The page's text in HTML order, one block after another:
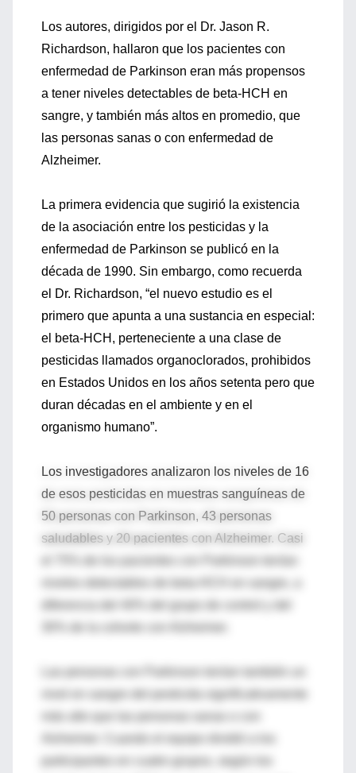
Los autores, dirigidos por el Dr. Jason R.
Richardson, hallaron que los pacientes con
enfermedad de Parkinson eran más propensos
a tener niveles detectables de beta-HCH en
sangre, y también más altos en promedio, que
las personas sanas o con enfermedad de
Alzheimer.
La primera evidencia que sugirió la existencia
de la asociación entre los pesticidas y la
enfermedad de Parkinson se publicó en la
década de 1990. Sin embargo, como recuerda
el Dr. Richardson, “el nuevo estudio es el
primero que apunta a una sustancia en especial:
el beta-HCH, perteneciente a una clase de
pesticidas llamados organoclorados, prohibidos
en Estados Unidos en los años setenta pero que
duran décadas en el ambiente y en el
organismo humano”.
Los investigadores analizaron los niveles de 16
de esos pesticidas en muestras sanguíneas de
50 personas con Parkinson, 43 personas
saludables y 20 pacientes con Alzheimer. Casi
niveles detectables de beta-HCH en sangre, a
diferencia del 40% del grupo de control y del
nivel en sangre del pesticida significativamente
Alzheimer. Cuando el equipo dividió a los
participantes en cuatro grupos, según los